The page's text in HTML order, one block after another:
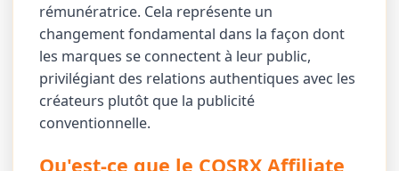
rémunératrice. Cela représente un
changement fondamental dans la façon dont
les marques se connectent à leur public,
privilégiant des relations authentiques avec les
créateurs plutôt que la publicité
conventionnelle.
Qu'est-ce que le COSRX Affiliate